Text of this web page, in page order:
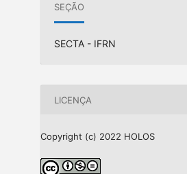
SEÇÃO
SECTA - IFRN
LICENÇA
Copyright (c) 2022 HOLOS